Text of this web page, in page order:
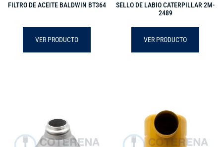
FILTRO DE ACEITE BALDWIN BT364
VER PRODUCTO
SELLO DE LABIO CATERPILLAR 2M-
2489
VER PRODUCTO